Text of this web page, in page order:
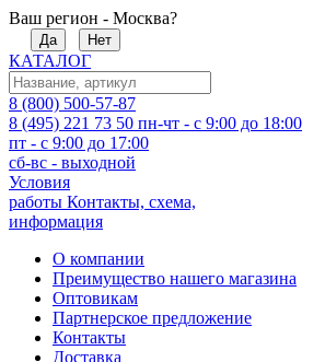
Ваш регион - Москва?
Да Нет
КАТАЛОГ
8 (800) 500-57-87
8 (495) 221 73 50 пн-чт - с 9:00 до 18:00
пт - с 9:00 до 17:00
сб-вс - выходной
Условия
работы Контакты, схема,
информация
О компании
Преимущество нашего магазина
Оптовикам
Партнерское предложение
Контакты
Доставка